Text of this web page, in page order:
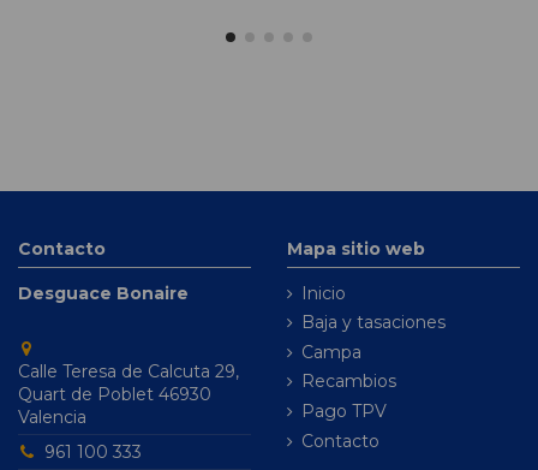
Contacto
Desguace Bonaire
Calle Teresa de Calcuta 29,
Quart de Poblet 46930
Valencia
961 100 333
Mapa sitio web
Inicio
Baja y tasaciones
Campa
Recambios
Pago TPV
Contacto